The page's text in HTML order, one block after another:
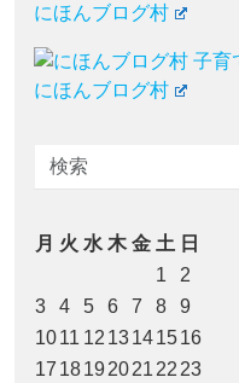
にほんブログ村
にほんブログ村
月 火 水 木 金 土 日
1
2
3
4 5 6 7 8
9
1011 12 13141516
17 18192021 22 23